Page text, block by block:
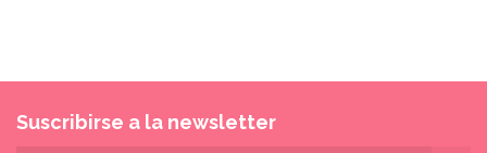
Suscribirse a la newsletter